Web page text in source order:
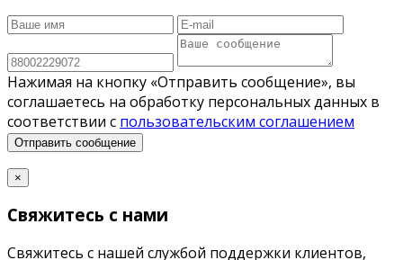
Нажимая на кнопку «Отправить сообщение», вы
соглашаетесь на обработку персональных данных в
соответствии с пользовательским соглашением
Отправить сообщение
×
Свяжитесь с нами
Свяжитесь с нашей службой поддержки клиентов,